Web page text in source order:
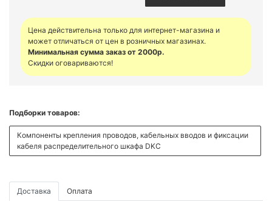
Цена действительна только для интернет-магазина и
может отличаться от цен в розничных магазинах.
Минимальная сумма заказ от 2000р.
Скидки оговариваются!
Подборки товаров:
Компоненты крепления проводов, кабельных вводов и фиксации
кабеля распределительного шкафа DKC
Доставка Оплата